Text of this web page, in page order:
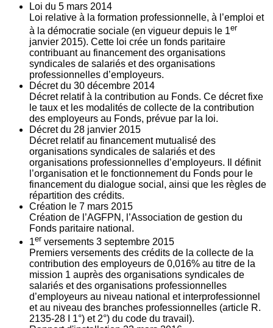
Loi du 5 mars 2014
Loi relative à la formation professionnelle, à l’emploi et
à la démocratie sociale (en vigueur depuis le 1er
janvier 2015). Cette loi crée un fonds paritaire
contribuant au financement des organisations
syndicales de salariés et des organisations
professionnelles d’employeurs.
Décret du 30 décembre 2014
Décret relatif à la contribution au Fonds. Ce décret fixe
le taux et les modalités de collecte de la contribution
des employeurs au Fonds, prévue par la loi.
Décret du 28 janvier 2015
Décret relatif au financement mutualisé des
organisations syndicales de salariés et des
organisations professionnelles d’employeurs. Il définit
l’organisation et le fonctionnement du Fonds pour le
financement du dialogue social, ainsi que les règles de
répartition des crédits.
Création le 7 mars 2015
Création de l’AGFPN, l’Association de gestion du
Fonds paritaire national.
1er versements 3 septembre 2015
Premiers versements des crédits de la collecte de la
contribution des employeurs de 0,016% au titre de la
mission 1 auprès des organisations syndicales de
salariés et des organisations professionnelles
d’employeurs au niveau national et interprofessionnel
et au niveau des branches professionnelles (article R.
2135‐28 I 1°) et 2°) du code du travail).